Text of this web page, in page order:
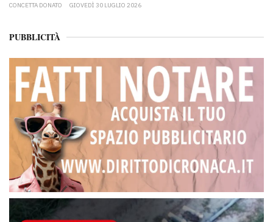
CONCETTA DONATO GIOVEDÌ 30 LUGLIO 2026
PUBBLICITÀ